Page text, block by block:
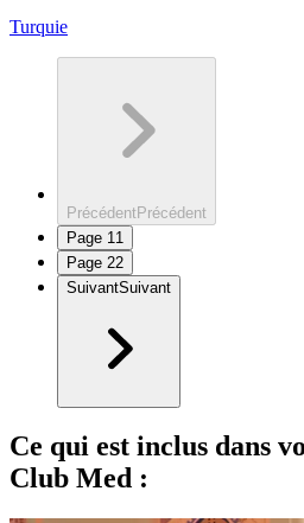
Turquie
PrécédentPrécédent
Page 1 1
Page 22
SuivantSuivant
Ce qui est inclus dans
Club Med :